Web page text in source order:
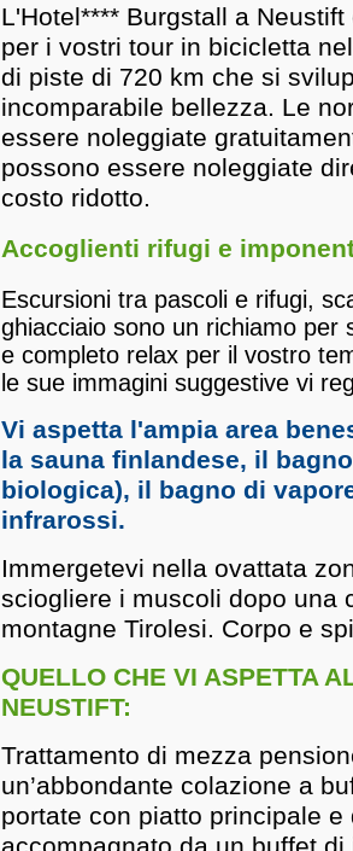
L'Hotel**** Burgstall a
per i vostri tour in bicicletta
di piste di 720 km che si
incomparabile bellezza. Le
essere noleggiate
possono essere noleggiate
costo ridotto.
Accoglienti rifugi e
Escursioni tra pascoli e rifugi,
ghiacciaio sono un richiamo per
e completo relax per il vostro
le sue immagini suggestive vi
Vi aspetta l'ampia area
la sauna finlandese, il
biologica), il bagno di
infrarossi.
Immergetevi nella ovattata
sciogliere i muscoli dopo una
montagne Tirolesi. Corpo e
QUELLO CHE VI ASPETTA
NEUSTIFT:
Trattamento di mezza
un’abbondante colazione a
portate con piatto principale e